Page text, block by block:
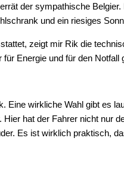
der sympathische
und ein riesiges
zeigt mir Rik die
Energie und für den Notfall
wirkliche Wahl gibt es
hat der Fahrer nicht
Es ist wirklich praktisch,